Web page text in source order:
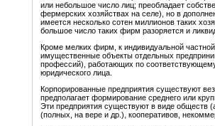
или небольшое число лиц; преобладает
фермерских хозяйствах на селе), но в
имеется несколько сотен миллионов таких
большое число таких фирм разоряется и
Кроме мелких фирм, к индивидуальной
имущественные объекты отдельных
профессий), работающих по
юридического лица.
Корпорированные предприятия существуют
предполагает формирование среднего или
Эти предприятия существуют в виде обществ
(полных, на вере и др.), кооперативов,